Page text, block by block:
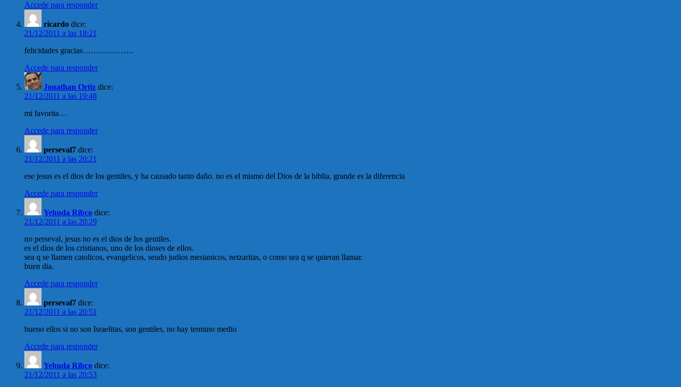
Accede para responder
ricardo dice:
21/12/2011 a las 18:21
felicidades gracias……………….
Accede para responder
Jonathan Ortiz dice:
21/12/2011 a las 19:48
mi favorita…
Accede para responder
perseval7 dice:
21/12/2011 a las 20:21
ese jesus es el dios de los gentiles, y ha causado tanto daño. no es el mismo del Dios de la biblia, grande es la diferencia
Accede para responder
Yehuda Ribco dice:
21/12/2011 a las 20:29
no perseval, jesus no es el dios de los gentiles.
es el dios de los cristianos, uno de los dioses de ellos.
sea q se llamen catolicos, evangelicos, seudo judios mesianicos, netzaritas, o como sea q se quieran llamar.
buen dia.
Accede para responder
perseval7 dice:
21/12/2011 a las 20:51
bueno ellos si no son Israelitas, son gentiles, no hay termino medio
Accede para responder
Yehuda Ribco dice:
21/12/2011 a las 20:53